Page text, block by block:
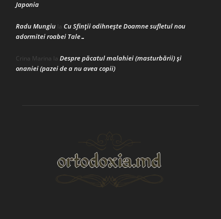
Japonia
Radu Mungiu la Cu Sfinții odihnește Doamne sufletul nou
adormitei roabei Tale…
Crina Marina la Despre păcatul malahiei (masturbării) şi
onaniei (pazei de a nu avea copii)